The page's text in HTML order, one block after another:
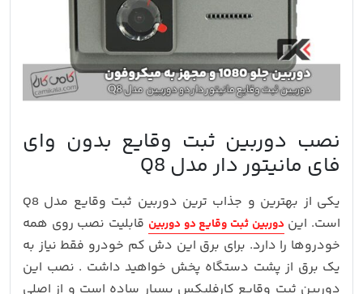
نصب دوربین ثبت وقایع بدون وای
فای مانیتور دار مدل Q8
یکی از بهترین و جذاب ترین دوربین ثبت وقایع مدل Q8
است. این دوربین ثبت وقایع دو دوربین قابلیت نصب روی همه
خودروها را دارد. برای برق این دش کم خودرو فقط نیاز به
یک برق از پشت دستگاه پخش خواهید داشت . نصب این
دوربین ثبت وقایع کارفلیکس بسیار ساده است و از اصلی